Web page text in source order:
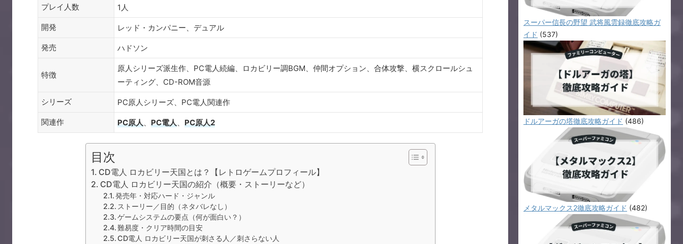
プレイ人数 1人
開発 レッド・カンパニー、デュアル
発売 ハドソン
特徴
原人シリーズ派生作、PC電人続編、ロカビリー調BGM、仲間オプション、合体攻撃、横スクロールシュ
ーティング、CD-ROM音源
シリーズ PC原人シリーズ、PC電人関連作
関連作 PC原人、 PC電人、 PC原人2
目次
CD電人 ロカビリー天国とは？【レトロゲームプロフィール】
CD電人 ロカビリー天国の紹介（概要・ストーリーなど）
発売年・対応ハード・ジャンル
ストーリー／目的（ネタバレなし）
ゲームシステムの要点（何が面白い？）
難易度・クリア時間の目安
CD電人 ロカビリー天国が刺さる人／刺さらない人
スーパー信長の野望 武将風雲録徹底攻略ガ
イド (537)
ドルアーガの塔徹底攻略ガイド (486)
メタルマックス2徹底攻略ガイド (482)